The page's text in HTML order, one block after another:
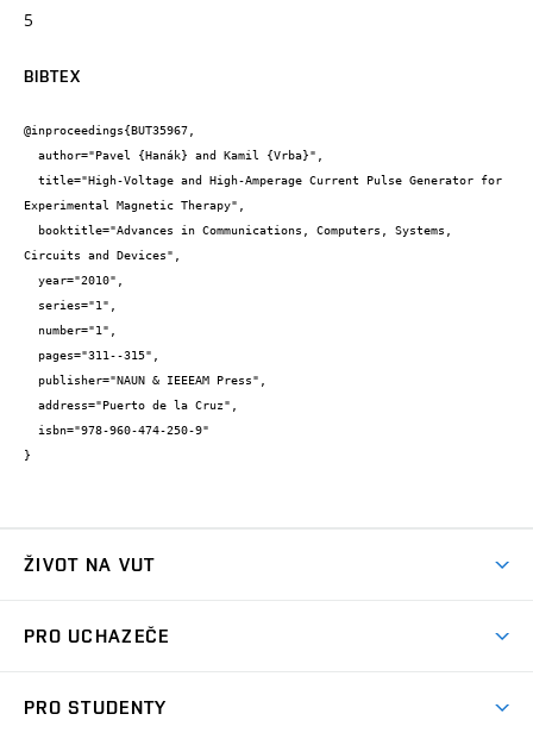
5
BIBTEX
@inproceedings{BUT35967,
Experimental Magnetic Therapy",
Circuits and Devices",
}
ŽIVOT NA VUT
Koleje
PRO UCHAZEČE
PRO STUDENTY